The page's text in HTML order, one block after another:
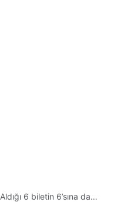
Aldığı 6 biletin 6’sına da